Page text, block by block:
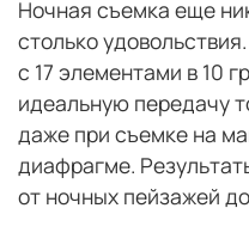
Ночная съемка еще
столько
с 17 элементами в 10
идеальную передачу
даже при съемке на
диафрагме.
от ночных пейзажей